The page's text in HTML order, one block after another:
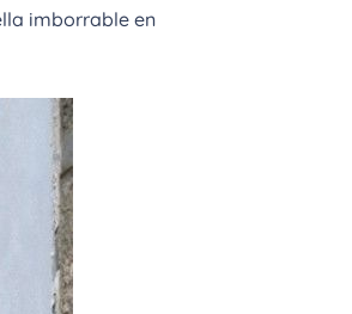
imborrable en